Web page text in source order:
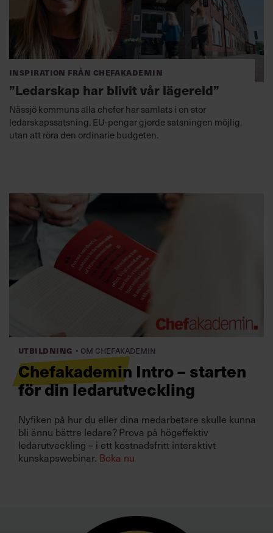
Inspiration från Chefakademin
”Ledarskap har blivit vår lägereld”
Nässjö kommuns alla chefer har samlats i en stor
ledarskapssatsning. EU-pengar gjorde satsningen möjlig,
utan att röra den ordinarie budgeten.
Utbildning · Om Chefakademin
Chefakademin Intro – starten
för din ledarutveckling
Nyfiken på hur du eller dina medarbetare skulle kunna
bli ännu bättre ledare? Prova på högeffektiv
ledarutveckling – i ett kostnadsfritt interaktivt
kunskapswebinar. Boka nu